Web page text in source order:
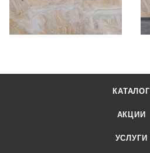
КАТАЛОГ
АКЦИИ
УСЛУГИ